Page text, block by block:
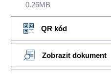
0.26MB
QR kód
Zobrazit dokument